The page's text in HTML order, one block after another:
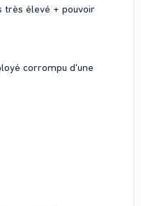
très élevé + pouvoir
corrompu d'une